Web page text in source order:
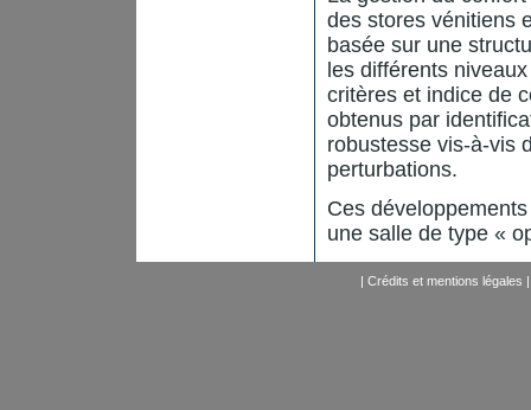
des stores vénitiens
basée sur une
les différents
critères et indice de
obtenus par
robustesse vis-à-vis
perturbations.
Ces
une salle de type «
| Crédits et mentions légales